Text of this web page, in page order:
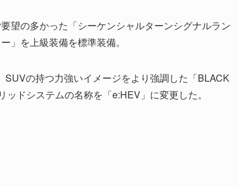
望の多かった「シーケンシャルターンシグナルラン
」を上級装備を標準装備。
の持つ力強いイメージをより強調した「BLACK
ドシステムの名称を「e:HEV」に変更した。